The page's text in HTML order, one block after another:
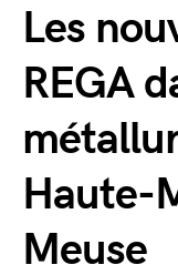
Les
REGA
Haute-
Meuse